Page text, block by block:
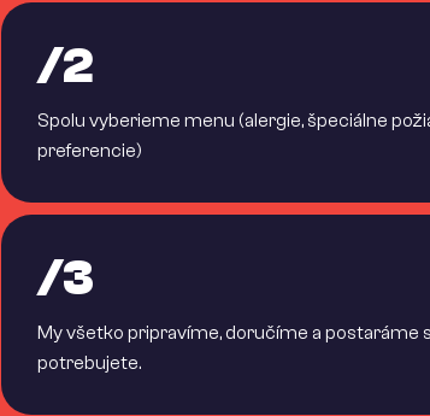
/2
Spolu vyberieme menu (alergie, špeciálne
preferencie)
/3
My všetko pripravíme, doručíme a postaráme
potrebujete.